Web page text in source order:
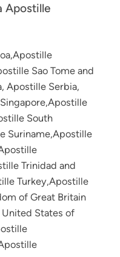
Apostille
Sao Tome and
Apostille Serbia,
South
Suriname,Apostille
Trinidad and
Turkey,Apostille
of Great Britain
States of